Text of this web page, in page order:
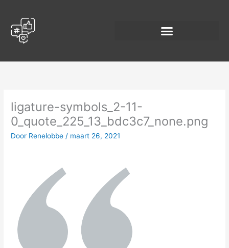
inhoud
ligature-symbols_2-11-
0_quote_225_13_bdc3c7_none.png
Door Renelobbe / maart 26, 2021